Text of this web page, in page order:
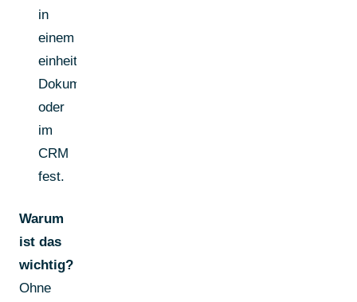
in
einem
einheitlichen
Dokument
oder
im
CRM
fest.
Warum
ist das
wichtig?
Ohne